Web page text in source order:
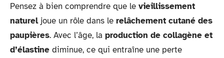
Pensez à bien comprendre que le vieillissement
natureljoue un rôle dans le relâchement cutané des
paupières. Avec l’âge, la production de collagène et
d’élastine diminue, ce qui entraîne une perte